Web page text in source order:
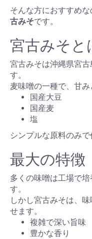
そんな方におすすめな
古みそです。
宮古みそと
宮古みそは沖縄県宮
す。
麦味噌の一種で、甘み
国産大豆
国産麦
塩
シンプルな原料のみで
最大の特徴
多くの味噌は工場で
す。
しかし宮古みそは、味
せます。
複雑で深い旨味
豊かな香り